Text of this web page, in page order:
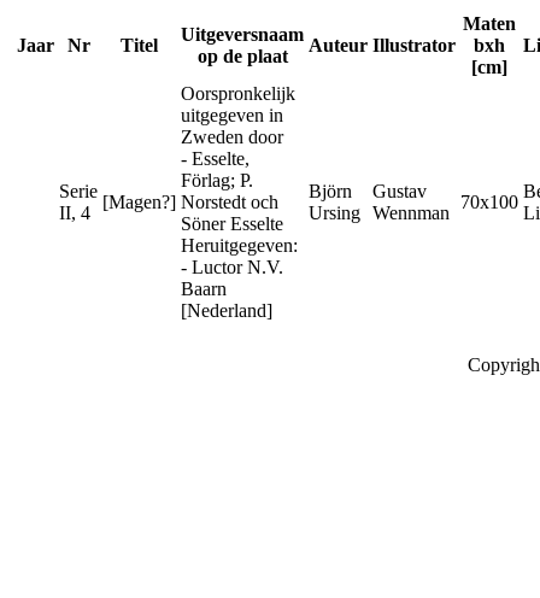
Jaar Nr Titel
Uitgeversnaam
op de plaat
Auteur Illustrator
Maten
bxh
[cm]
Serie
II, 4
[Magen?]
Oorspronkelijk
uitgegeven in
Zweden door
- Esselte,
Förlag; P.
Norstedt och
Söner Esselte
Heruitgegeven:
- Luctor N.V.
Baarn
[Nederland]
Björn
Ursing
Gustav
Wennman
70x100